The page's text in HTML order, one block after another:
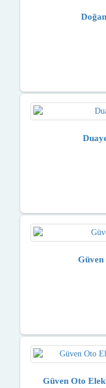
Güven
Güven Oto